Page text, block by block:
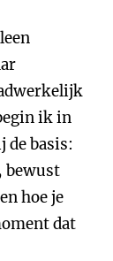
ik in
de basis:
bewust
hoe je
dat